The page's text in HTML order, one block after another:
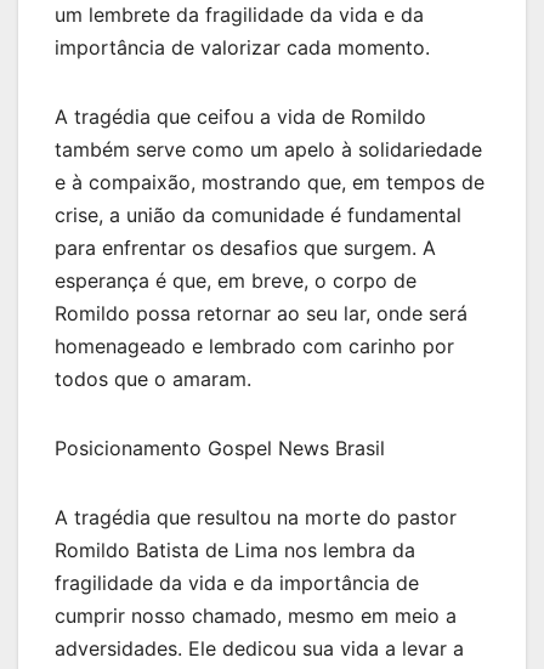
um lembrete da fragilidade da vida e da
importância de valorizar cada momento.
A tragédia que ceifou a vida de Romildo
também serve como um apelo à solidariedade
e à compaixão, mostrando que, em tempos de
crise, a união da comunidade é fundamental
para enfrentar os desafios que surgem. A
esperança é que, em breve, o corpo de
Romildo possa retornar ao seu lar, onde será
homenageado e lembrado com carinho por
todos que o amaram.
Posicionamento Gospel News Brasil
A tragédia que resultou na morte do pastor
Romildo Batista de Lima nos lembra da
fragilidade da vida e da importância de
cumprir nosso chamado, mesmo em meio a
adversidades. Ele dedicou sua vida a levar a